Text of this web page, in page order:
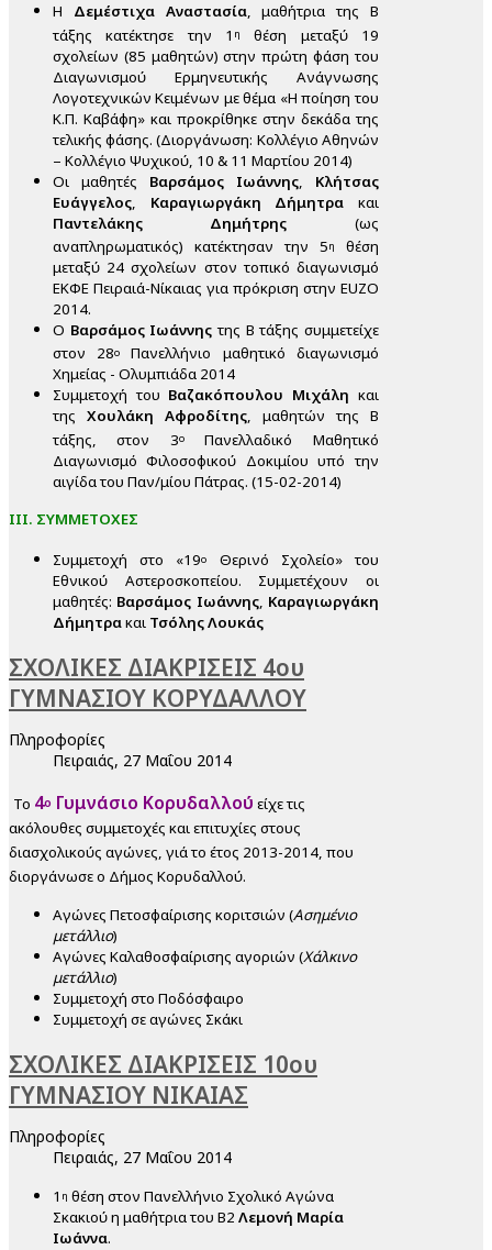
Η Δεμέστιχα Αναστασία, μαθήτρια της Β
τάξης κατέκτησε την 1 η
θέση μεταξύ 19
σχολείων (85 μαθητών) στην πρώτη φάση του
Διαγωνισμού Ερμηνευτικής Ανάγνωσης
Λογοτεχνικών Κειμένων με θέμα «Η ποίηση του
Κ.Π. Καβάφη» και προκρίθηκε στην δεκάδα της
τελικής φάσης. (Διοργάνωση: Κολλέγιο Αθηνών
– Κολλέγιο Ψυχικού, 10 & 11 Μαρτίου 2014)
Οι μαθητές Βαρσάμος Ιωάννης, Κλήτσας
Ευάγγελος, Καραγιωργάκη Δήμητρα και
Παντελάκης Δημήτρης (ως
αναπληρωματικός) κατέκτησαν την 5η
θέση
μεταξύ 24 σχολείων στον τοπικό διαγωνισμό
ΕΚΦΕ Πειραιά-Νίκαιας για πρόκριση στην EUZO
2014.
Ο Βαρσάμος Ιωάννης της Β τάξης συμμετείχε
στον 28ο
Πανελλήνιο μαθητικό διαγωνισμό
Χημείας - Ολυμπιάδα 2014
Συμμετοχή του Βαζακόπουλου Μιχάλη και
της Χουλάκη Αφροδίτης, μαθητών της Β
τάξης, στον 3οΠανελλαδικό Μαθητικό
Διαγωνισμό Φιλοσοφικού Δοκιμίου υπό την
αιγίδα του Παν/μίου Πάτρας. (15-02-2014)
ΙΙΙ. ΣΥΜΜΕΤΟΧΕΣ
Συμμετοχή στο «19ο
Θερινό Σχολείο» του
Εθνικού Αστεροσκοπείου. Συμμετέχουν οι
μαθητές: Βαρσάμος Ιωάννης, Καραγιωργάκη
Δήμητρακαι Τσόλης Λουκάς
ΣΧΟΛΙΚΕΣ ΔΙΑΚΡΙΣΕΙΣ 4ου
ΓΥΜΝΑΣΙΟΥ ΚΟΡΥΔΑΛΛΟΥ
Πληροφορίες
Πειραιάς, 27 Μαΐου 2014
Το 4ο Γυμνάσιο Κορυδαλλού είχε τις
ακόλουθες συμμετοχές και επιτυχίες στους
διασχολικούς αγώνες, γιά το έτος 2013-2014, που
διοργάνωσε ο Δήμος Κορυδαλλού.
Αγώνες Πετοσφαίρισης κοριτσιών (Ασημένιο
μετάλλιο)
Αγώνες Καλαθοσφαίρισης αγοριών (Χάλκινο
μετάλλιο)
Συμμετοχή στο Ποδόσφαιρο
Συμμετοχή σε αγώνες Σκάκι
ΣΧΟΛΙΚΕΣ ΔΙΑΚΡΙΣΕΙΣ 10ου
ΓΥΜΝΑΣΙΟΥ ΝΙΚΑΙΑΣ
Πληροφορίες
Πειραιάς, 27 Μαΐου 2014
1 η θέση στον Πανελλήνιο Σχολικό Αγώνα
Σκακιού η μαθήτρια του Β2 Λεμονή Μαρία
Ιωάννα.